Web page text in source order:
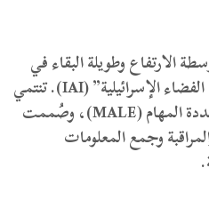
الارتفاع وطويلة البقاء في
الجو، طورتها شركة “صناعات الفضاء الإسرائيلية” (IAI). تنتمي
إلى فئة الطائرات التكتيكية متعددة المهام (MALE)، وصُممت
وجمع المعلومات